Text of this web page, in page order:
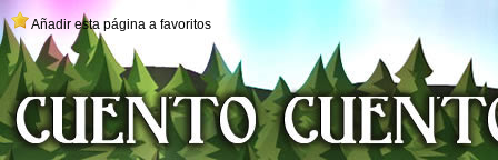
Añadir esta página a favoritos